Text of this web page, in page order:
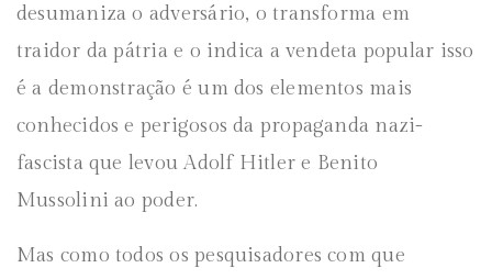
desumaniza o adversário, o transforma em
traidor da pátria e o indica a vendeta popular isso
é a demonstração é um dos elementos mais
conhecidos e perigosos da propaganda nazi-
fascista que levou Adolf Hitler e Benito
Mussolini ao poder.
Mas como todos os pesquisadores com que